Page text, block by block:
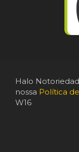
Halo
nossa Política
W16